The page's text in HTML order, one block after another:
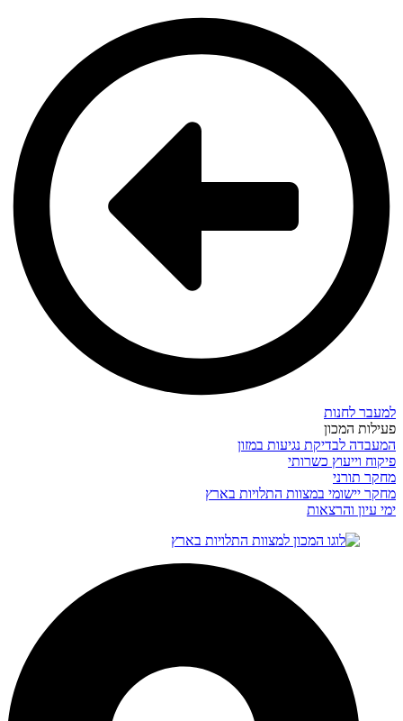
למעבר לחנות
פעילות המכון
המעבדה לבדיקת נגיעות במזון
פיקוח וייעוץ כשרותי
מחקר תורני
מחקר יישומי במצוות התלויות בארץ
ימי עיון והרצאות